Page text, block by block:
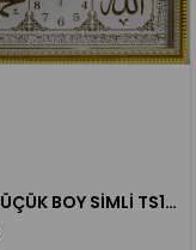
SAAT KÜÇÜK BOY SİMLİ TS13 (46X26 CM)